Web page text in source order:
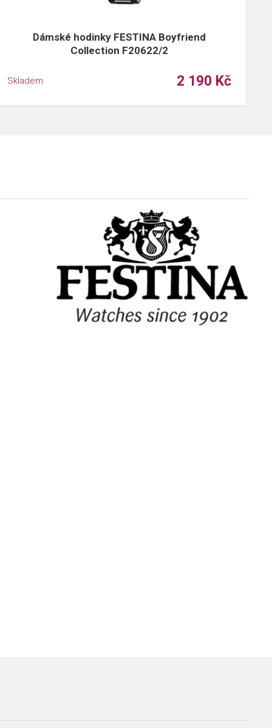
Dámské hodinky FESTINA Boyfriend
Collection F20622/2
Skladem 2 190 Kč